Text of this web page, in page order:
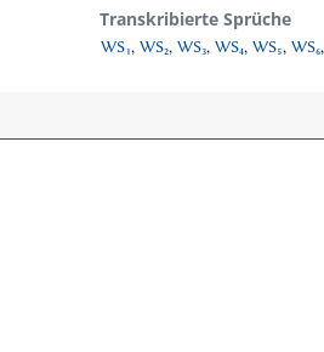
Transkribierte Sprüche
WS₁, WS₂, WS₃, WS₄, WS₅, WS₆,